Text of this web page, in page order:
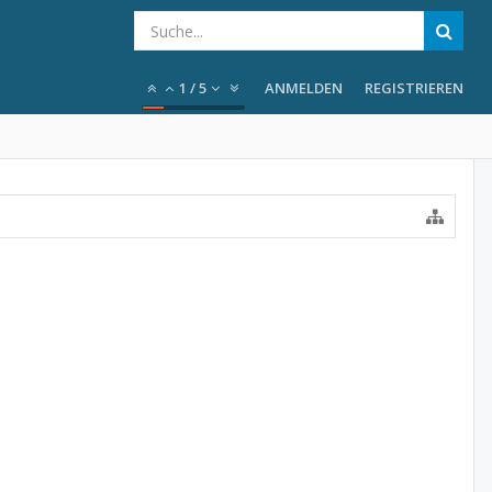
1 /5 ANMELDEN REGISTRIEREN